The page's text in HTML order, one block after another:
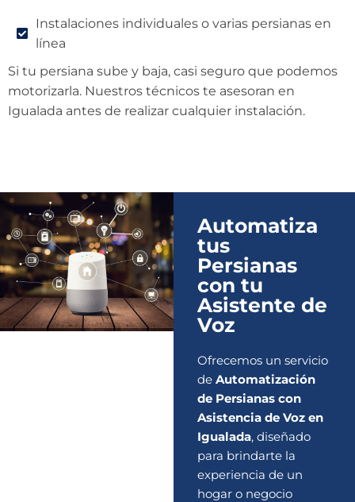
Instalaciones individuales o varias persianas en
línea
Si tu persiana sube y baja, casi seguro que podemos
motorizarla. Nuestros técnicos te asesoran en
Igualada antes de realizar cualquier instalación.
Automatiza
tus
Persianas
con tu
Asistente de
Voz
Ofrecemos un servicio
de Automatización
de Persianas con
Asistencia de Voz en
Igualada, diseñado
para brindarte la
experiencia de un
hogar o negocio